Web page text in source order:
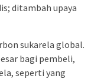
ditambah upaya
sukarela global.
bagi pembeli,
seperti yang